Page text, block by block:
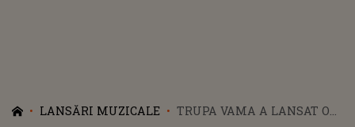
LANSĂRI MUZICALE
TRUPA VAMA A LANSAT O